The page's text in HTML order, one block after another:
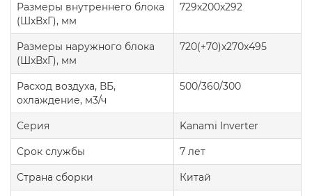
Размеры внутреннего блока
(ШxВxГ), мм
729x200x292
Размеры наружного блока
(ШxВxГ), мм
720(+70)x270x495
Расход воздуха, ВБ,
охлаждение, м3/ч
500/360/300
Серия Kanami Inverter
Срок службы 7 лет
Страна сборки Китай